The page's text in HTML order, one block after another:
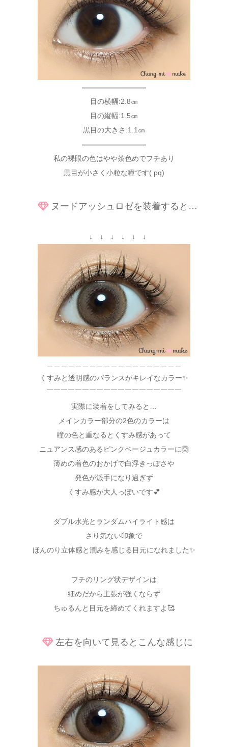
—————————
目の横幅:2.8㎝
目の縦幅:1.5㎝
黒目の大きさ:1.1㎝
—————————
私の裸眼の色はやや茶色めでフチあり
黒目が小さく小粒な瞳です( pq)
ヌードアッシュロゼを装着すると…
↓ ↓ ↓ ↓ ↓ ↓
くすみと透明感のバランスがキレイなカラー✨
￣￣￣￣￣￣￣￣￣￣￣￣￣￣￣￣￣￣￣
実際に装着をしてみると…
メインカラー部分の2色のカラーは
瞳の色と重なるとくすみ感があって
ニュアンス感のあるピンクベージュカラーに🙆
薄めの着色のおかげで白浮きっぽさや
発色が派手になり過ぎず
くすみ感が大人っぽいです💕
ダブル水光とランダムハイライト感は
さり気ない印象で
ほんのり立体感と潤みを感じる目元になれました✨
フチのリング状デザインは
細めだから主張が強くならず
ちゅるんと目元を締めてくれますよ🥰
左右を向いて見るとこんな感じに